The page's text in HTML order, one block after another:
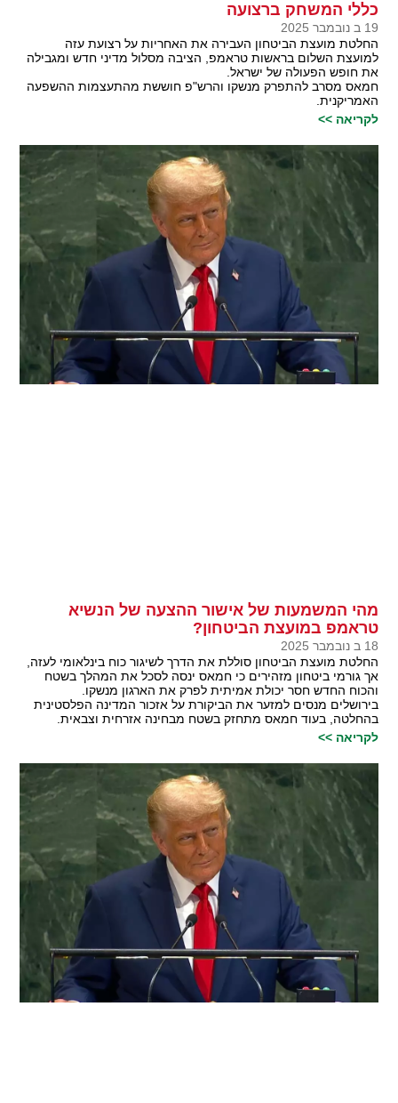
כללי המשחק ברצועה
19 ב נובמבר 2025
החלטת מועצת הביטחון העבירה את האחריות על רצועת עזה
למועצת השלום בראשות טראמפ, הציבה מסלול מדיני חדש ומגבילה
את חופש הפעולה של ישראל.
חמאס מסרב להתפרק מנשקו והרש"פ חוששת מהתעצמות ההשפעה
האמריקנית.
לקריאה >>
מהי המשמעות של אישור ההצעה של הנשיא
טראמפ במועצת הביטחון?
18 ב נובמבר 2025
החלטת מועצת הביטחון סוללת את הדרך לשיגור כוח בינלאומי לעזה,
אך גורמי ביטחון מזהירים כי חמאס ינסה לסכל את המהלך בשטח
והכוח החדש חסר יכולת אמיתית לפרק את הארגון מנשקו.
בירושלים מנסים למזער את הביקורת על אזכור המדינה הפלסטינית
בהחלטה, בעוד חמאס מתחזק בשטח מבחינה אזרחית וצבאית.
לקריאה >>